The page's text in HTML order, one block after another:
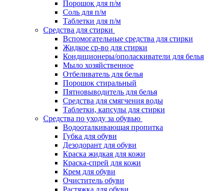
Порошок для п/м
Соль для п/м
Таблетки для п/м
Средства для стирки
Вспомогательные средства для стирки
Жидкое ср-во для стирки
Кондиционеры/ополаскиватели для белья
Мыло хозяйственное
Отбеливатель для белья
Порошок стиральный
Пятновыводитель для белья
Средства для смягчения воды
Таблетки, капсулы для стирки
Средства по уходу за обувью
Водооталкивающая пропитка
Губка для обуви
Дезодорант для обуви
Краска жидкая для кожи
Краска-спрей для кожи
Крем для обуви
Очиститель обуви
Растяжка для обуви